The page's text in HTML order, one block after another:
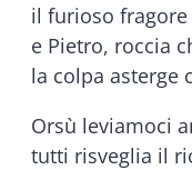
il furioso fragore
e Pietro, roccia
la colpa asterge
Orsù leviamoci
tutti risveglia il